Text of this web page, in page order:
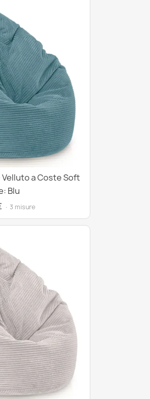
a Coste Soft
Blu
· 3 misure